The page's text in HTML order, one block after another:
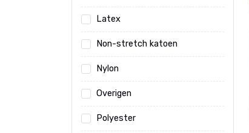
Latex
Non-stretch katoen
Nylon
Overigen
Polyester